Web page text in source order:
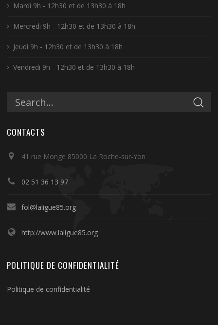
Mardi 9h - 12h30 et de 13h30 à 18h
Mercredi 9h - 12h30 et de 13h30 à 18h
Jeudi 9h - 12h30 et de 13h30 à 18h
Vendredi 9h - 12h30 et de 13h30 à 18h
CONTACTS
41 rue Monge 85000 La Roche-sur-Yon
02 51 36 13 97
fol@laligue85.org
http://www.laligue85.org
POLITIQUE DE CONFIDENTIALITÉ
Politique de confidentialité